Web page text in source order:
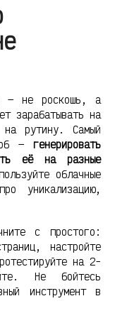
— не роскошь, а
зарабатывать на
рутину. Самый
— генерировать
её на разные
облачные
уникализацию,
с простого:
настройте
на 2-
Не бойтесь
инструмент в